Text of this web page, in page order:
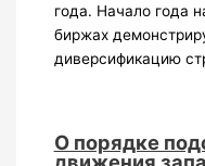
года. Начало года
биржах
диверсификацию
О порядке